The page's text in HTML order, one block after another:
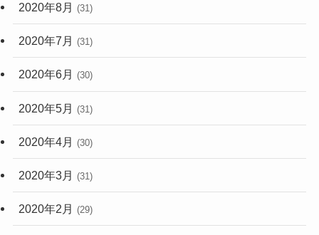
2020年8月 (31)
2020年7月 (31)
2020年6月 (30)
2020年5月 (31)
2020年4月 (30)
2020年3月 (31)
2020年2月 (29)